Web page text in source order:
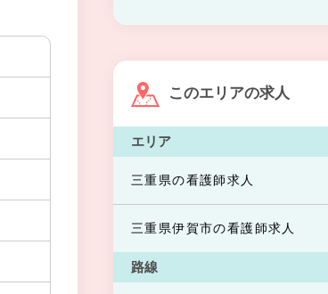
このエリアの求人
エリア
三重県の看護師求人
三重県伊賀市の看護師求人
路線